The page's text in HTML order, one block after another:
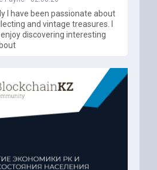
I have been passionate about
and vintage treasures. I
discovering interesting